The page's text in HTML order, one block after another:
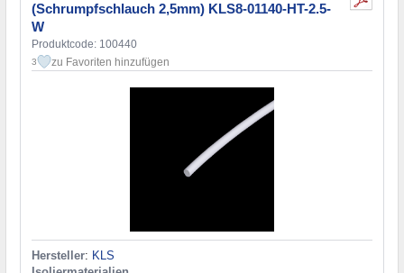
(Schrumpfschlauch 2,5mm) KLS8-01140-HT-2.5-
W
Produktcode: 100440
3 zu Favoriten hinzufügen
Hersteller: KLS